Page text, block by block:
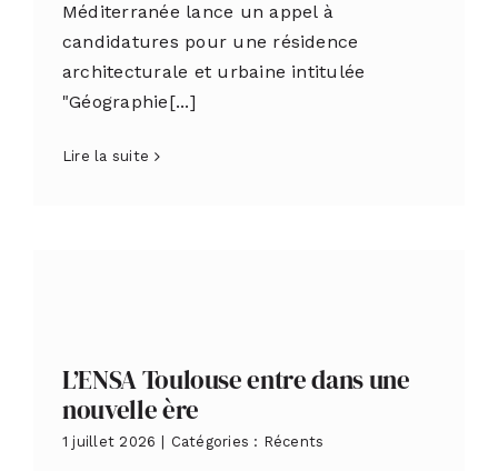
Méditerranée lance un appel à
candidatures pour une résidence
architecturale et urbaine intitulée
"Géographie[...]
Lire la suite
L’ENSA Toulouse entre dans une
nouvelle ère
1 juillet 2026 | Catégories : Récents